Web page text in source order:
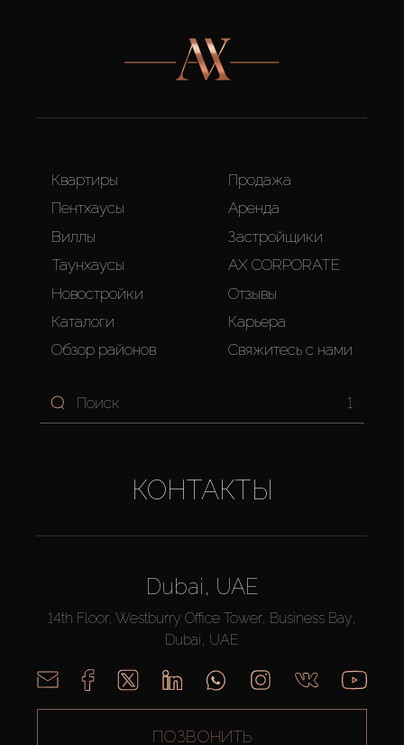
Квартиры
Пентхаусы
Виллы
Таунхаусы
Новостройки
Каталоги
Обзор районов
Продажа
Аренда
Застройщики
AX CORPORATE
Отзывы
Карьера
Свяжитесь с нами
1
КОНТАКТЫ
Dubai, UAE
14th Floor, Westburry Office Tower, Business Bay,
Dubai, UAE
ПОЗВОНИТЬ